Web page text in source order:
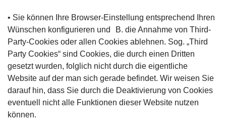
• Sie können Ihre Browser-Einstellung entsprechend Ihren
Wünschen konfigurieren und B. die Annahme von Third-
Party-Cookies oder allen Cookies ablehnen. Sog. „Third
Party Cookies“ sind Cookies, die durch einen Dritten
gesetzt wurden, folglich nicht durch die eigentliche
Website auf der man sich gerade befindet. Wir weisen Sie
darauf hin, dass Sie durch die Deaktivierung von Cookies
eventuell nicht alle Funktionen dieser Website nutzen
können.